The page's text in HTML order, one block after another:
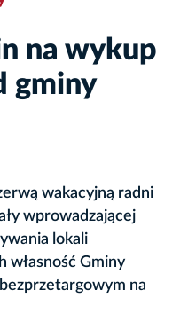
na wykup
gminy
wakacyjną radni
wprowadzającej
lokali
własność Gminy
na